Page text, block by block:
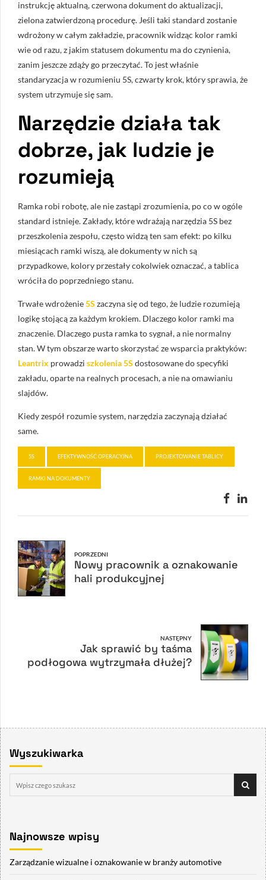
instrukcję aktualną, czerwona dokument do aktualizacji,
zielona zatwierdzoną procedurę. Jeśli taki standard zostanie
wdrożony w całym zakładzie, pracownik widząc kolor ramki
wie od razu, z jakim statusem dokumentu ma do czynienia,
zanim jeszcze zdąży go przeczytać. To jest właśnie
standaryzacja w rozumieniu 5S, czwarty krok, który sprawia, że
system utrzymuje się sam.
Narzędzie działa tak
dobrze, jak ludzie je
rozumieją
Ramka robi robotę, ale nie zastąpi zrozumienia, po co w ogóle
standard istnieje. Zakłady, które wdrażają narzędzia 5S bez
przeszkolenia zespołu, często widzą ten sam efekt: po kilku
miesiącach ramki wiszą, ale dokumenty w nich są
przypadkowe, kolory przestały cokolwiek oznaczać, a tablica
wróciła do poprzedniego stanu.
Trwałe wdrożenie5S zaczyna się od tego, że ludzie rozumieją
logikę stojącą za każdym krokiem. Dlaczego kolor ramki ma
znaczenie. Dlaczego pusta ramka to sygnał, a nie normalny
stan. W tym obszarze warto skorzystać ze wsparcia praktyków:
Leantrix prowadzi szkolenia 5S dostosowane do specyfiki
zakładu, oparte na realnych procesach, a nie na omawianiu
slajdów.
Kiedy zespół rozumie system, narzędzia zaczynają działać
same.
5S EFEKTYWNOŚĆ OPERACYJNA PROJEKTOWANIE TABLICY
RAMKI NA DOKUMENTY
POPRZEDNI
Nowy pracownik a oznakowanie
hali produkcyjnej
NASTĘPNY
Jak sprawić by taśma
podłogowa wytrzymała dłużej?
Wyszukiwarka
Najnowsze wpisy
Zarządzanie wizualne i oznakowanie w branży automotive